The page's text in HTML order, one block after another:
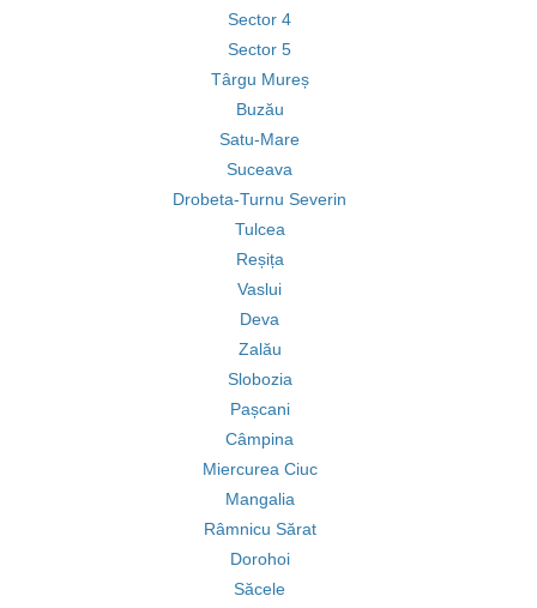
Sector 4
Sector 5
Târgu Mureș
Buzău
Satu-Mare
Suceava
Drobeta-Turnu Severin
Tulcea
Reșița
Vaslui
Deva
Zalău
Slobozia
Pașcani
Câmpina
Miercurea Ciuc
Mangalia
Râmnicu Sărat
Dorohoi
Săcele